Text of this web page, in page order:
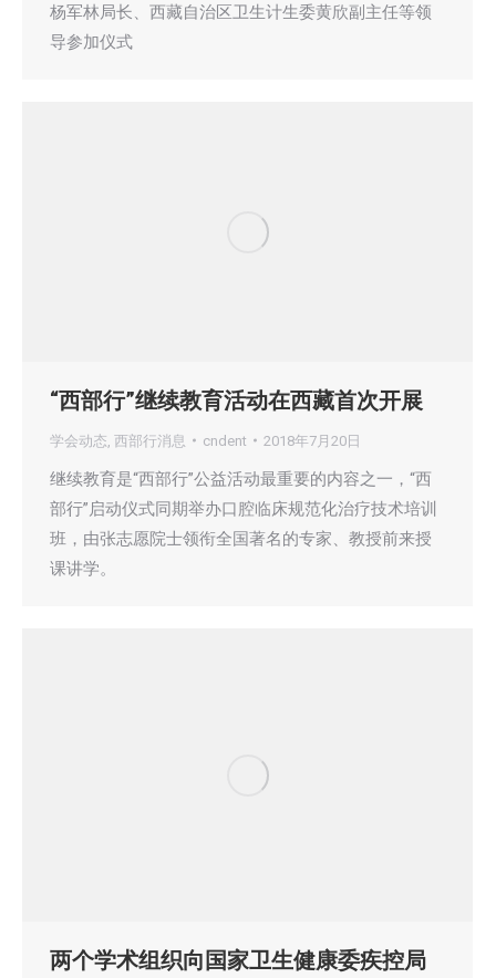
杨军林局长、西藏自治区卫生计生委黄欣副主任等领
导参加仪式
“西部行”继续教育活动在西藏首次开展
学会动态 西部行消息 cndent 2018年7月20日
继续教育是“西部行”公益活动最重要的内容之一，“西
部行”启动仪式同期举办口腔临床规范化治疗技术培训
班，由张志愿院士领衔全国著名的专家、教授前来授
课讲学。
两个学术组织向国家卫生健康委疾控局